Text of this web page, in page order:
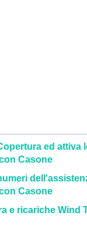
ed attiva
Casone
Casone
e ricariche Wind